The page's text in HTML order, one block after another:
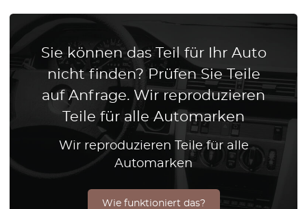
Sie können das Teil für Ihr Auto
nicht finden? Prüfen Sie Teile
auf Anfrage. Wir reproduzieren
Teile für alle Automarken
Wir reproduzieren Teile für alle
Automarken
Wie funktioniert das?